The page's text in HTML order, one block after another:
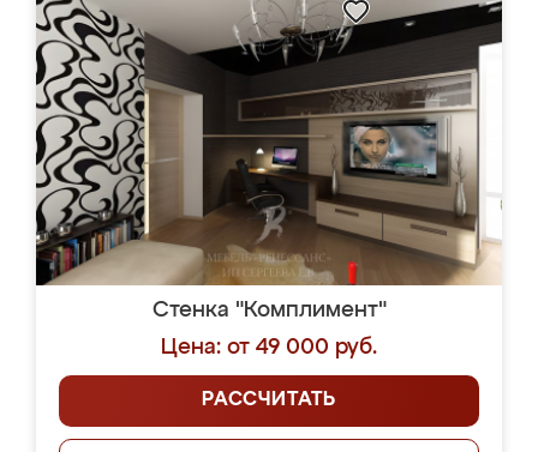
Стенка "Комплимент"
Цена: от 49 000 руб.
РАССЧИТАТЬ